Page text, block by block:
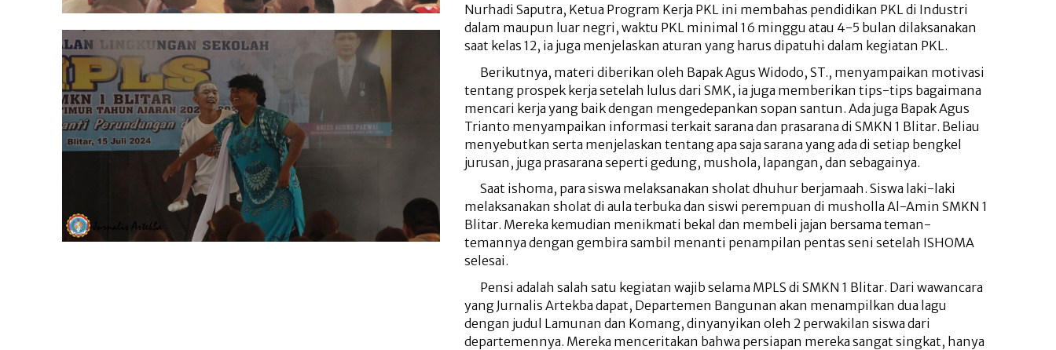
Nurhadi Saputra, Ketua Program Kerja PKL ini membahas pendidikan PKL di Industri
dalam maupun luar negri, waktu PKL minimal 16 minggu atau 4-5 bulan dilaksanakan
saat kelas 12, ia juga menjelaskan aturan yang harus dipatuhi dalam kegiatan PKL.
Berikutnya, materi diberikan oleh Bapak Agus Widodo, ST., menyampaikan motivasi
tentang prospek kerja setelah lulus dari SMK, ia juga memberikan tips-tips bagaimana
mencari kerja yang baik dengan mengedepankan sopan santun. Ada juga Bapak Agus
Trianto menyampaikan informasi terkait sarana dan prasarana di SMKN 1 Blitar. Beliau
menyebutkan serta menjelaskan tentang apa saja sarana yang ada di setiap bengkel
jurusan, juga prasarana seperti gedung, mushola, lapangan, dan sebagainya.
Saat ishoma, para siswa melaksanakan sholat dhuhur berjamaah. Siswa laki-laki
melaksanakan sholat di aula terbuka dan siswi perempuan di musholla Al-Amin SMKN 1
Blitar. Mereka kemudian menikmati bekal dan membeli jajan bersama teman-
temannya dengan gembira sambil menanti penampilan pentas seni setelah ISHOMA
selesai.
Pensi adalah salah satu kegiatan wajib selama MPLS di SMKN 1 Blitar. Dari wawancara
yang Jurnalis Artekba dapat, Departemen Bangunan akan menampilkan dua lagu
dengan judul Lamunan dan Komang, dinyanyikan oleh 2 perwakilan siswa dari
departemennya. Mereka menceritakan bahwa persiapan mereka sangat singkat, hanya